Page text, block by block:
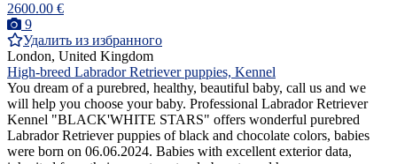
2600.00 €
9
Удалить из избранного
London, United Kingdom
High-breed Labrador Retriever puppies, Kennel
You dream of a purebred, healthy, beautiful baby, call us and we
will help you choose your baby. Professional Labrador Retriever
Kennel "BLACK'WHITE STARS" offers wonderful purebred
Labrador Retriever puppies of black and chocolate colors, babies
were born on 06.06.2024. Babies with excellent exterior data,